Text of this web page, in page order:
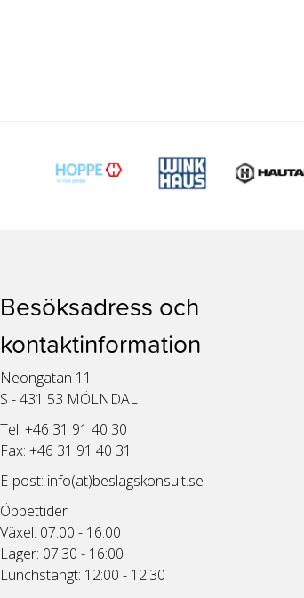
Besöksadress och
kontaktinformation
Neongatan 11
S - 431 53 MÖLNDAL
Tel: +46 31 91 40 30
Fax: +46 31 91 40 31
E-post: info(at)beslagskonsult.se
Öppettider
Växel: 07:00 - 16:00
Lager: 07:30 - 16:00
Lunchstängt: 12:00 - 12:30